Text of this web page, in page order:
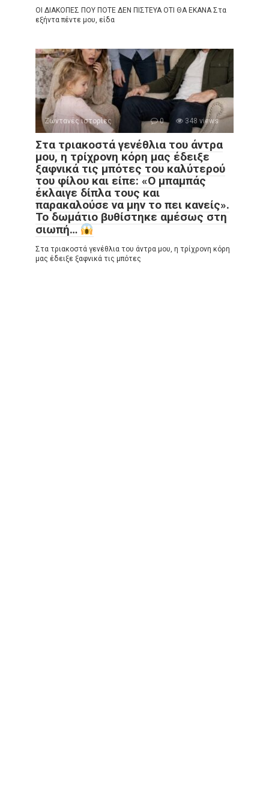
ΟΙ ΔΙΑΚΟΠΕΣ ΠΟΥ ΠΟΤΕ ΔΕΝ ΠΙΣΤΕΥΑ ΟΤΙ ΘΑ ΕΚΑΝΑ Στα
εξήντα πέντε μου, είδα
Ζωντανές ιστορίες 0 348 views
Στα τριακοστά γενέθλια του άντρα
μου, η τρίχρονη κόρη μας έδειξε
ξαφνικά τις μπότες του καλύτερού
του φίλου και είπε: «Ο μπαμπάς
έκλαιγε δίπλα τους και
παρακαλούσε να μην το πει κανείς».
Το δωμάτιο βυθίστηκε αμέσως στη
σιωπή…
Στα τριακοστά γενέθλια του άντρα μου, η τρίχρονη κόρη
μας έδειξε ξαφνικά τις μπότες